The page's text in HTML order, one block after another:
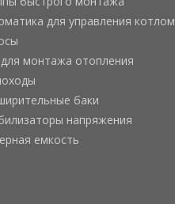
для управления котлом
монтажа отопления
баки
напряжения
емкость